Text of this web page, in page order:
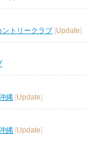
ントリークラブ [Update]
縄 [Update]
縄 [Update]